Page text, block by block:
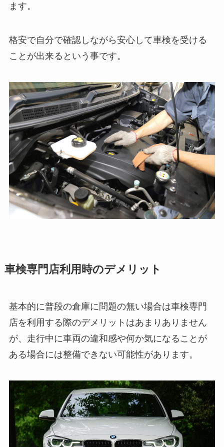
ます。
格安で自分で確認しながら安心して車検を受ける
ことが出来るという事です。
車検専門店利用時のデメリット
基本的に普段の倉庫に問題の無い場合は車検専門
店を利用する際のデメリットはあまりありません
が、走行中に車両の違和感や何か気になることが
ある場合には整備できない可能性があります。